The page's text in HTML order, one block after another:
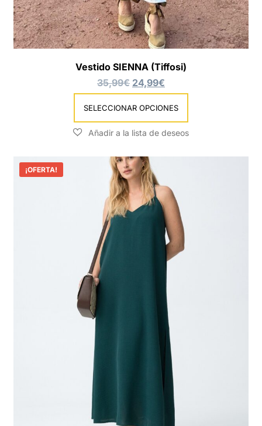
Vestido SIENNA (Tiffosi)
35,99€ 24,99€
SELECCIONAR OPCIONES
¡OFERTA!